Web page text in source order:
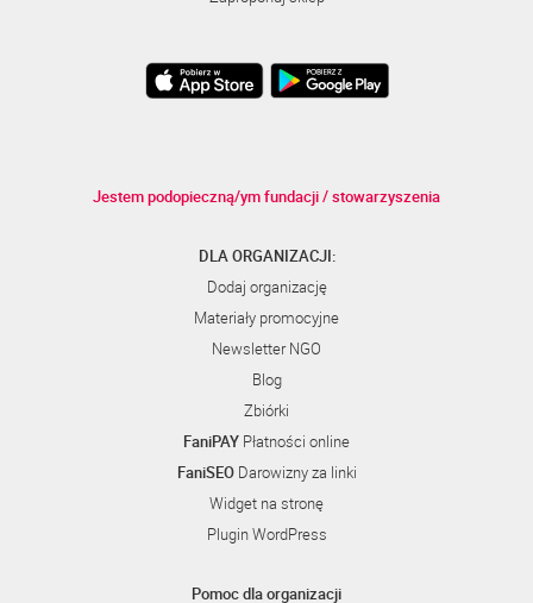
Jestem podopieczną/ym fundacji / stowarzyszenia
DLA ORGANIZACJI:
Dodaj organizację
Materiały promocyjne
Newsletter NGO
Blog
Zbiórki
FaniPAY Płatności online
FaniSEODarowizny za linki
Widget na stronę
Plugin WordPress
Pomoc dla organizacji